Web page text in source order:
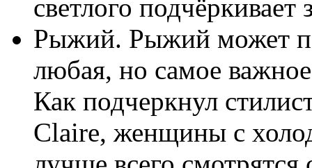
светлого подчёркивает
Рыжий. Рыжий может
любая, но самое
Как подчеркнул
Claire, женщины с